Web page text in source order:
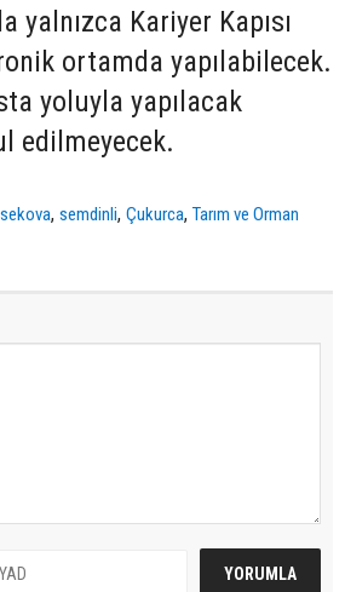
yalnızca Kariyer Kapısı
ortamda yapılabilecek.
yoluyla yapılacak
edilmeyecek.
,semdinli,Çukurca,Tarım ve Orman